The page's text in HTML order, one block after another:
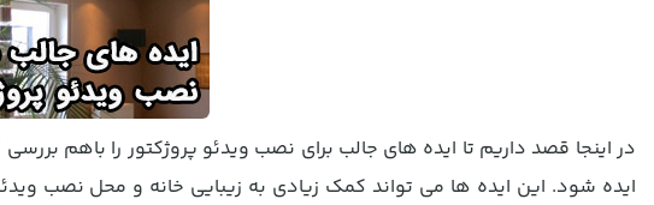
در اینجا قصد داریم تا ایده های جالب برای نصب ویدئو پروژکتور را باهم
ایده شود. این ایده ها می تواند کمک زیادی به زیبایی خانه و محل نصب